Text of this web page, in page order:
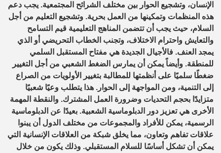
الإنسان، وتشجيع الحوار بين مختلف الشرائح المجتمعية. يجب دعم
هذه المنظمات وتمكينها من العمل بحرية. وتشجيع التعليم من أجل
السلام، حيث يجب أن تتضمن المناهج التعليمية قيم التسامح
والتعايش واحترام الاختلاف، وتجنب الخطاب التحريضي أو الذي
يمجد العنف. فالأجيال الجديدة هي مفتاح المستقبل السلمي
للمنطقة. وأيضاً يمكن أن يمارس الضغط الشعبي من أجل التغيير
ضغطًا سلميًا على أنظمتها للمطالبة بتغيير الأولويات من الصراع
إلى التنمية، ومن المواجهة إلى الحوار. هذا يتطلب وعيًا شعبيًا
متزايدًا بحجم التحديات وضرورة العمل المشترك. والنقطة المهمة
الأخرى هي تعزيز دور
الدبلوماسية الشعبية. بعيدًا عن الدبلوماسية
الرسمية، يمكن للأفراد والمجموعات من مختلف الدول أن يبنوا
علاقات تفاهم وتعاون، مما يخلق شبكة من العلاقات الإنسانية التي
يمكن أن تشكل أساسًا للسلام المستقبلي. وذلك يكون من خلال